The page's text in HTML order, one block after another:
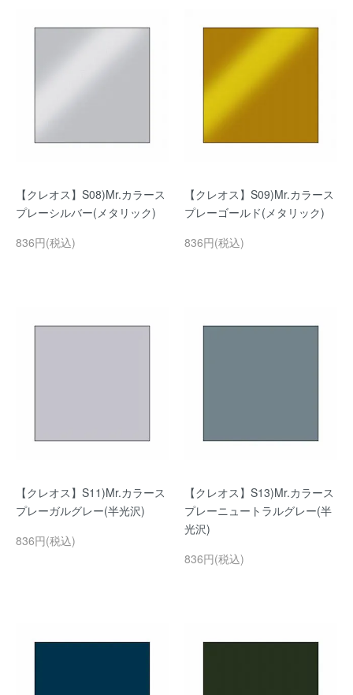
【クレオス】S08)Mr.カラース
プレーシルバー(メタリック)
836円(税込)
【クレオス】S09)Mr.カラース
プレーゴールド(メタリック)
836円(税込)
【クレオス】S11)Mr.カラース
プレーガルグレー(半光沢)
836円(税込)
【クレオス】S13)Mr.カラース
プレーニュートラルグレー(半
光沢)
836円(税込)